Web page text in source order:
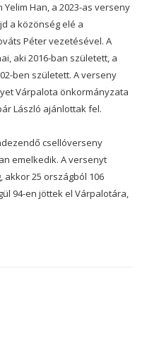
Han, a 2023-as verseny
a közönség elé a
Péter vezetésével. A
aki 2016-ban született, a
ben született. A verseny
Várpalota önkormányzata
László ajánlottak fel.
csellóverseny
emelkedik. A versenyt
akkor 25 országból 106
94-en jöttek el Várpalotára,